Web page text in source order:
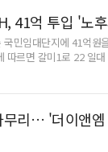
/김명년기자
를 유치한다는 계획이다
려 수요가 발생할 배후
라며 "반도체 메가 클러
을 것으로 보인다. 그
국
일보DB
회에 나선 아내들이다.
부부였던 성지영(49·
기 피해자라는 사실을
사·민사 소송을 준비
. 성씨는 "전세대출과 신
의 이자를 내고 있다"
기중(33·가명)씨 전셋
재해복구나 재난수습
는 공작물 설치, 지목
이 같은 내용을 공고한
41억 투입 '노
민임대단지에 41억원
따르면 갈미1로 22 일
년 수선사업계획'을
어 12월까지 전체 단
에 담겼다.내손 국민
입주가 시작돼 올해 노
계획이 수립한 배경
무리… '더이앤